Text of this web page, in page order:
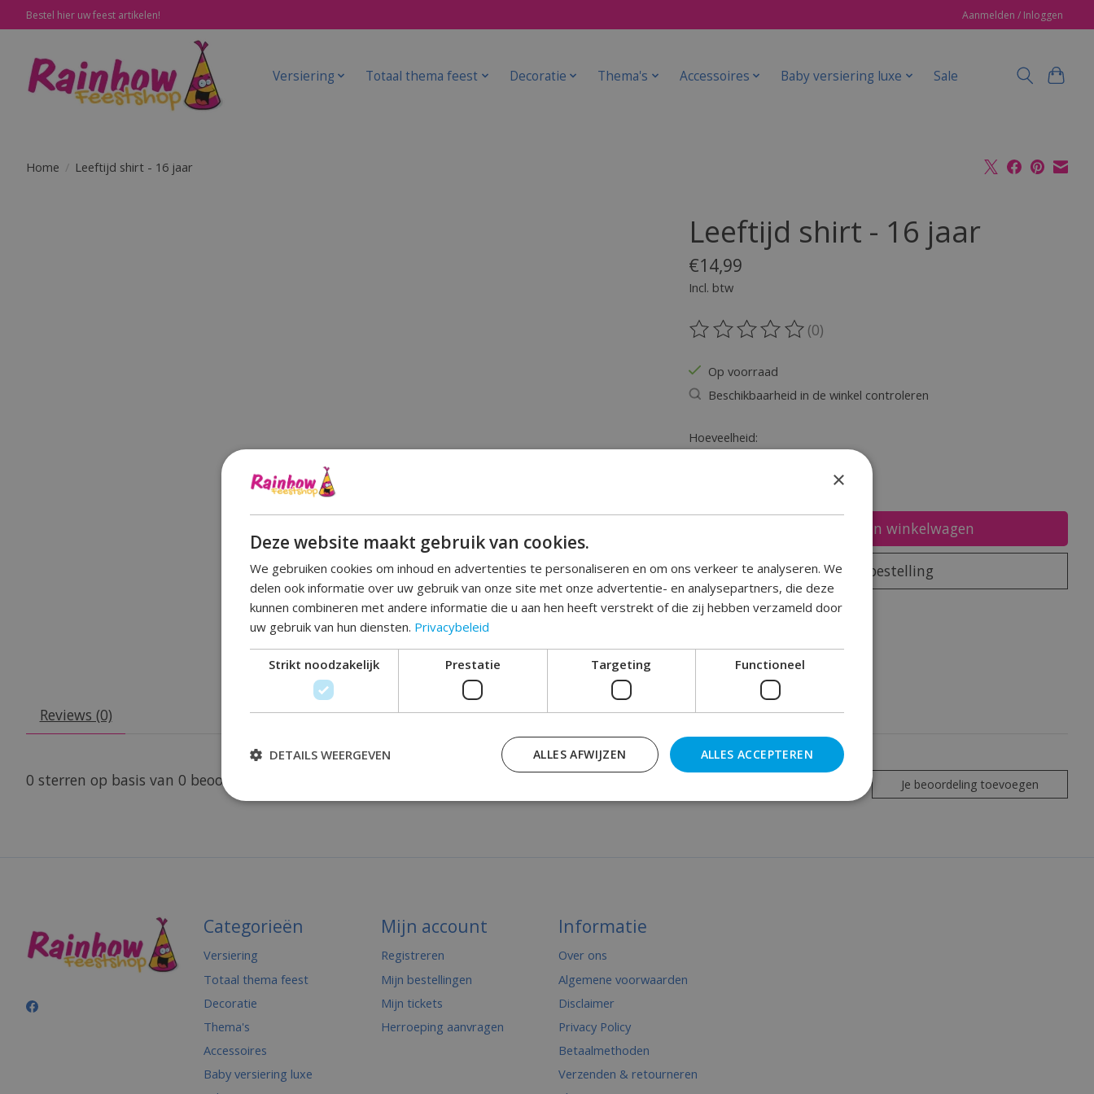
Bestel hier uw feest artikelen! Aanmelden / Inloggen
Versiering Totaal thema feest Decoratie Thema's Accessoires Baby versiering luxe Sale
Home / Leeftijd shirt - 16 jaar
Leeftijd shirt - 16 jaar
€14,99
Incl. btw
De beoordeling van dit product is
(0)
Op voorraad
Beschikbaarheid in de winkel controleren
Hoeveelheid:
Toevoegen aan winkelwagen
Plaats bestelling
Toevoegen om te vergelijken
Reviews (0)
0 sterren op basis van 0 beoordelingen Je beoordeling toevoegen
Categorieën
Versiering
Totaal thema feest
Decoratie
Thema's
Accessoires
Baby versiering luxe
Mijn account
Registreren
Mijn bestellingen
Mijn tickets
Herroeping aanvragen
Informatie
Over ons
Algemene voorwaarden
Disclaimer
Privacy Policy
Betaalmethoden
Verzenden & retourneren
×
Deze website maakt gebruik van cookies.
We gebruiken cookies om inhoud en advertenties te personaliseren en om ons verkeer te analyseren. We
delen ook informatie over uw gebruik van onze site met onze advertentie- en analysepartners, die deze
kunnen combineren met andere informatie die u aan hen heeft verstrekt of die zij hebben verzameld door
uw gebruik van hun diensten. Privacybeleid
Strikt noodzakelijk Prestatie Targeting Functioneel
ALLES ACCEPTEREN
ALLES AFWIJZEN
DETAILS WEERGEVEN